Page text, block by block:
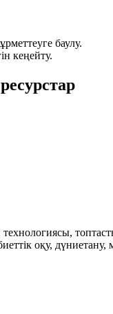
баулу.
кеңейту.
оқу, дүниетану,